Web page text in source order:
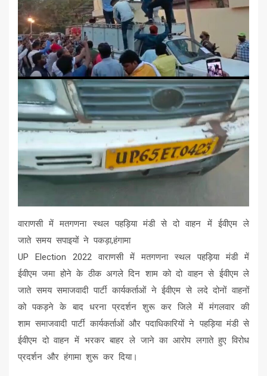
वाराणसी में मतगणना स्‍थल पहड़‍िया मंडी से दो वाहन में ईवीएम ले
जाते समय सपाइयों ने पकड़ा,हंगामा
UP Election 2022 वाराणसी में मतगणना स्‍थल पहड़‍िया मंडी में
ईवीएम जमा होने के ठीक अगले दिन शाम को दो वाहन से ईवीएम ले
जाते समय समाजवादी पार्टी कार्यकर्ताओं ने ईवीएम से लदे दोनों वाहनों
को पकड़ने के बाद धरना प्रदर्शन शुरू कर जिले में मंगलवार की
शाम समाजवादी पार्टी कार्यकर्ताओं और पदाधिकारियों ने पहड़‍िया मंडी से
ईवीएम दो वाहन में भरकर बाहर ले जाने का आरोप लगाते हुए विरोध
प्रदर्शन और हंगामा शुरू कर दिया।